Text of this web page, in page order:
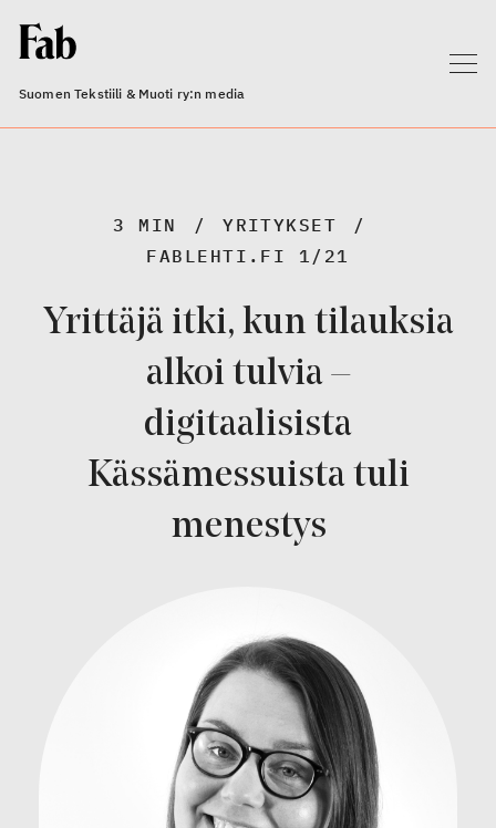
Suomen Tekstiili & Muoti ry:n media
3 MIN
YRITYKSET
FABLEHTI.FI 1/21
Yrittäjä itki, kun tilauksia
alkoi tulvia –
digitaalisista
Kässämessuista tuli
menestys